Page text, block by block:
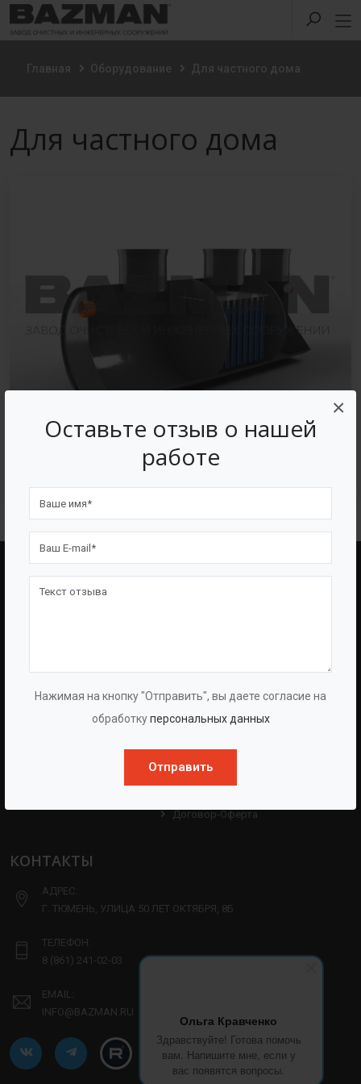
Оставьте отзыв о нашей
работе
Нажимая на кнопку "Отправить", вы даете согласие на
обработкуперсональных данных
Отправить
×
Ольга Кравченко
Здравствуйте! Готова помочь
вам. Напишите мне, если у
вас появятся вопросы.
Главная Оборудование Для частного дома
Для частного дома
Септик из полиэтилена
BAZMAN
Испытаний
ПОЛЕЗНЫЕ ССЫЛКИ
Опросные Листы
Техническая Информация
Договор-Оферта
КОНТАКТЫ
АДРЕС:
Г. ТЮМЕНЬ, УЛИЦА 50 ЛЕТ ОКТЯБРЯ, 8Б
ТЕЛЕФОН:
8 (861) 241-02-03
EMAIL:
INFO@BAZMAN.RU